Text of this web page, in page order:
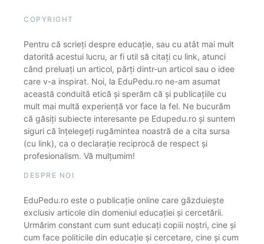
COPYRIGHT
Pentru că scrieți despre educație, sau cu atât mai mult
datorită acestui lucru, ar fi util să citați cu link, atunci
când preluați un articol, părți dintr-un articol sau o idee
care v-a inspirat. Noi, la EduPedu.ro ne-am asumat
această conduită etică și sperăm că și publicațiile cu
mult mai multă experiență vor face la fel. Ne bucurăm
că găsiți subiecte interesante pe Edupedu.ro și suntem
siguri că înțelegeți rugămintea noastră de a cita sursa
(cu link), ca o declarație reciprocă de respect și
profesionalism. Vă mulțumim!
DESPRE NOI
EduPedu.ro este o publicație online care găzduiește
exclusiv articole din domeniul educației și cercetării.
Urmărim constant cum sunt educați copiii noștri, cine și
cum face politicile din educație și cercetare, cine și cum